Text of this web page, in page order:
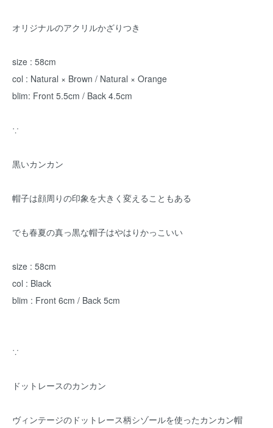
オリジナルのアクリルかざりつき
size : 58cm
col : Natural × Brown / Natural × Orange
blim: Front 5.5cm / Back 4.5cm
∵
黒いカンカン
帽子は顔周りの印象を大きく変えることもある
でも春夏の真っ黒な帽子はやはりかっこいい
size : 58cm
col : Black
blim : Front 6cm / Back 5cm
∵
ドットレースのカンカン
ヴィンテージのドットレース柄シゾールを使ったカンカン帽